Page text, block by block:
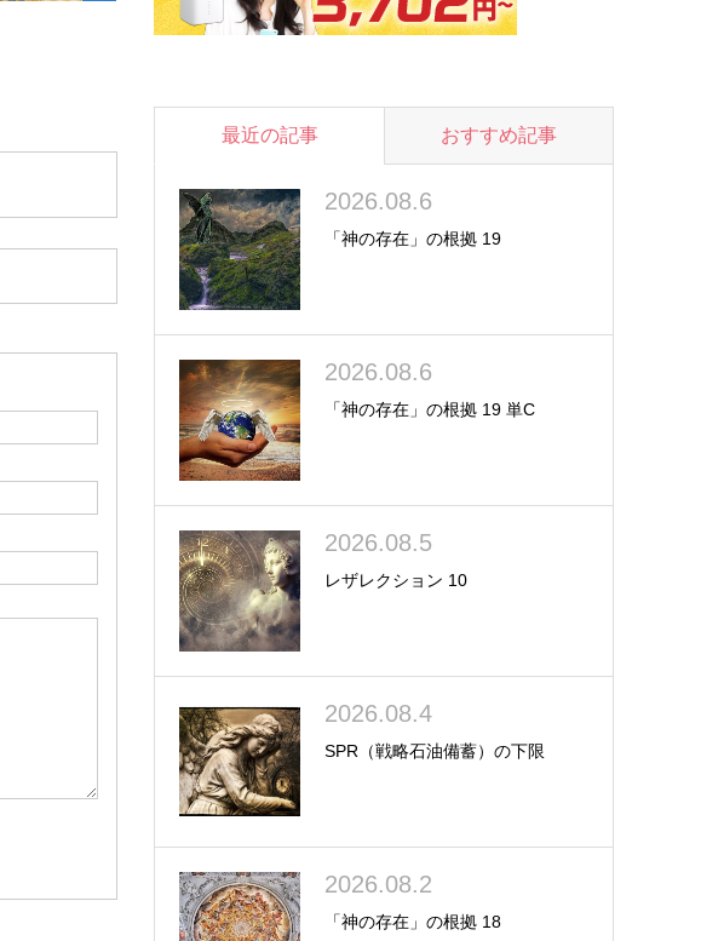
最近の記事 おすすめ記事
2026.08.6
「神の存在」の根拠 19
2026.08.6
「神の存在」の根拠 19 単C
2026.08.5
レザレクション 10
2026.08.4
SPR（戦略石油備蓄）の下限
2026.08.2
「神の存在」の根拠 18